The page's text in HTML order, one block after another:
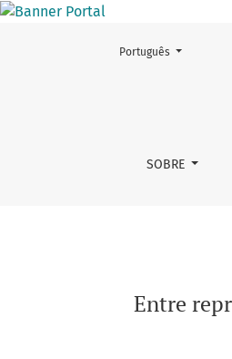
Entre
SOBRE
Mudar o idioma. O
Português
Entre